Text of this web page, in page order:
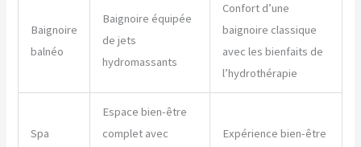
Baignoire
balnéo
Baignoire équipée
de jets
hydromassants
Confort d’une
baignoire classique
avec les bienfaits de
l’hydrothérapie
Spa
Espace bien-être
complet avec
Expérience bien-être